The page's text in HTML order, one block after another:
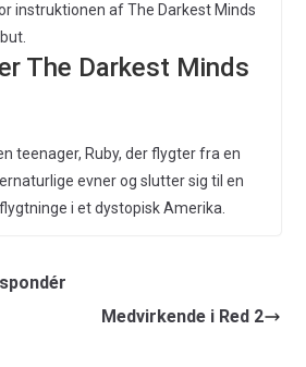
instruktionen af The Darkest Minds
The Darkest Minds
teenager, Ruby, der flygter fra en
evner og slutter sig til en
i et dystopisk Amerika.
Medvirkende i Red 2